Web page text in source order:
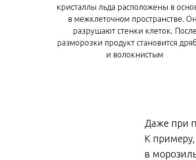
кристаллы льда расположены в
в межклеточном пространстве.
разрушают стенки клеток. После
разморозки продукт становится
и волокнистым
Даже при
К
в